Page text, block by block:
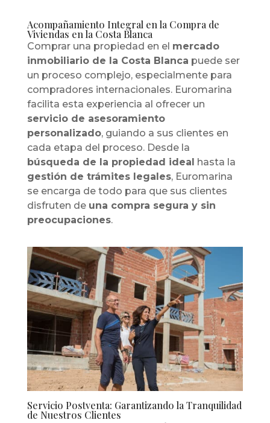
Acompañamiento Integral en la Compra de
Viviendas en la Costa Blanca
Comprar una propiedad en el mercado
inmobiliario de la Costa Blanca puede ser
un proceso complejo, especialmente para
compradores internacionales. Euromarina
facilita esta experiencia al ofrecer un
servicio de asesoramiento
personalizado, guiando a sus clientes en
cada etapa del proceso. Desde la
búsqueda de la propiedad ideal hasta la
gestión de trámites legales, Euromarina
se encarga de todo para que sus clientes
disfruten de una compra segura y sin
preocupaciones.
Servicio Postventa: Garantizando la Tranquilidad
de Nuestros Clientes